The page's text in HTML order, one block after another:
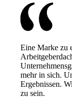
Eine Marke zu
mehr in sich.
Ergebnissen.
zu sein.